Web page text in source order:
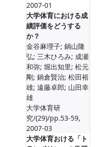
2007-01
大学体育における成
績評価をどうする
か？
金谷麻理子; 鍋山隆
弘; 三木ひろみ; 成瀬
和弥; 堀出知里; 松元
剛; 鍋倉賢治; 松田裕
雄; 遠藤卓郎; 山田幸
雄
大学体育研
究/(29)/pp.53-59,
2007-03
大学体育おける「ト